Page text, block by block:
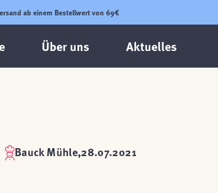
ab einem Bestellwert von 69€
Über uns Aktuelles
Bauck Mühle,28.07.2021